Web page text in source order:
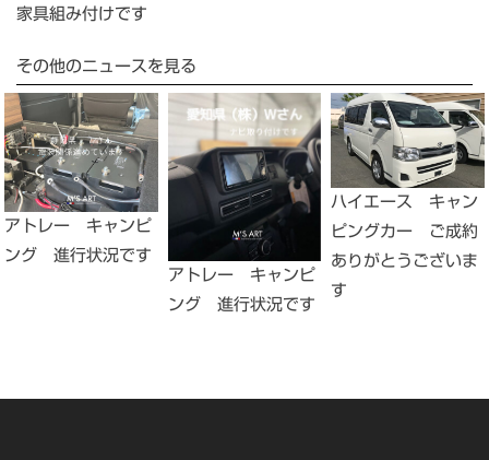
家具組み付けです
その他のニュースを見る
アトレー キャンピ
ング 進行状況です
アトレー キャンピ
ング 進行状況です
ハイエース キャン
ピングカー ご成約
ありがとうございま
す